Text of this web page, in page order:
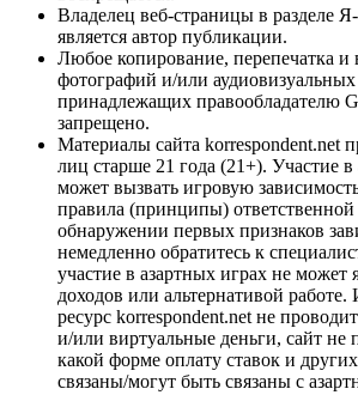
Владелец веб-страницы в разделе
является автор публикации.
Любое копирование, перепечатка и
фотографий и/или аудиовизуальных
принадлежащих правообладателю
запрещено.
Материалы сайта korrespondent.net
лиц старше 21 года (21+). Участие в
может вызвать игровую
правила (принципы)
обнаружении первых признаков
немедленно обратитесь к
участие в азартных играх не может
доходов или альтернативой
ресурс korrespondent.net не
и/или виртуальные деньги, сайт не
какой форме оплату ставок и
связаны/могут быть связаны с